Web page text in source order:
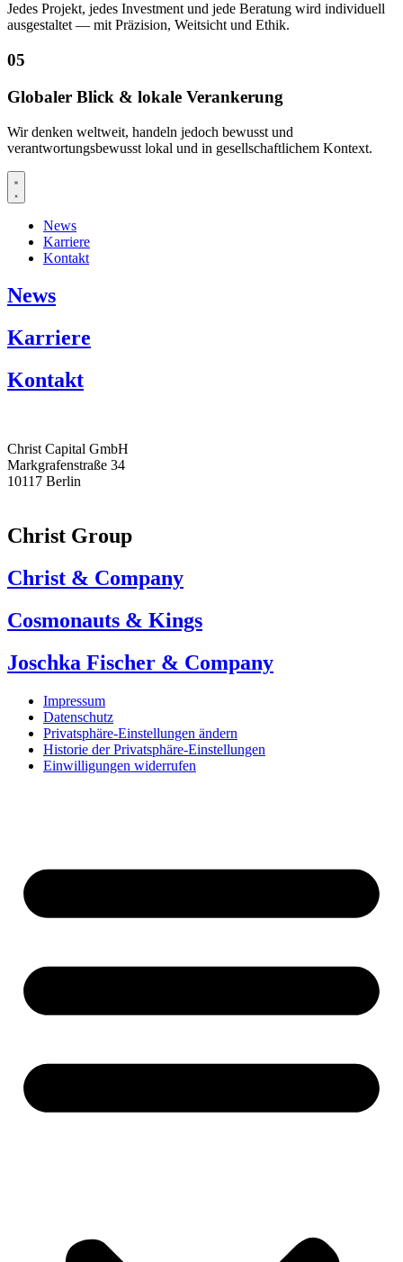
Jedes Projekt, jedes Investment und jede Beratung wird individuell
ausgestaltet — mit Präzision, Weitsicht und Ethik.
05
Globaler Blick & lokale Verankerung
Wir denken weltweit, handeln jedoch bewusst und
verantwortungsbewusst lokal und in gesellschaftlichem Kontext.
News
Karriere
Kontakt
News
Karriere
Kontakt
Christ Capital GmbH
Markgrafenstraße 34
10117 Berlin
Christ Group
Christ & Company
Cosmonauts & Kings
Joschka Fischer & Company
Impressum
Datenschutz
Privatsphäre-Einstellungen ändern
Historie der Privatsphäre-Einstellungen
Einwilligungen widerrufen